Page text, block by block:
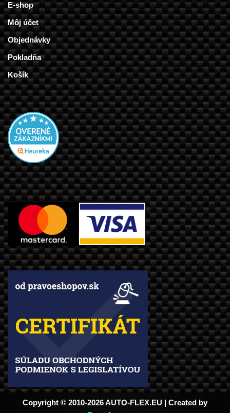
E-shop
Môj účet
Objednávky
Pokladňa
Košík
Copyright © 2010-2026 AUTO-FLEX.EU | Created by